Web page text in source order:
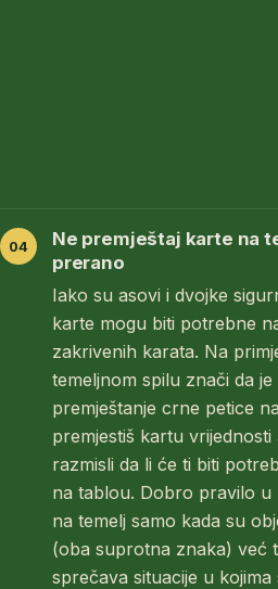
Ne premještaj karte na
prerano
Iako su asovi i dvojke
karte mogu biti potrebne
zakrivenih karata. Na
temeljnom spilu znači da
premještanje crne petice
premjestiš kartu vrijednosti
razmisli da li će ti biti
na tablou. Dobro pravilo u
na temelj samo kada su
(oba suprotna znaka) već
sprečava situacije u